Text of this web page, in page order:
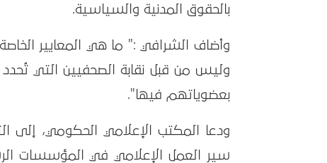
بالحقوق المدنية والسياسية.
وأضاف الشرافي :" ما هي المعايير
وليس من قبل نقابة الصحفيين التي
بعضوياتهم فيها".
ودعا المكتب الإعلامي الحكومي، إلى
سير العمل الإعلامي في المؤسسات